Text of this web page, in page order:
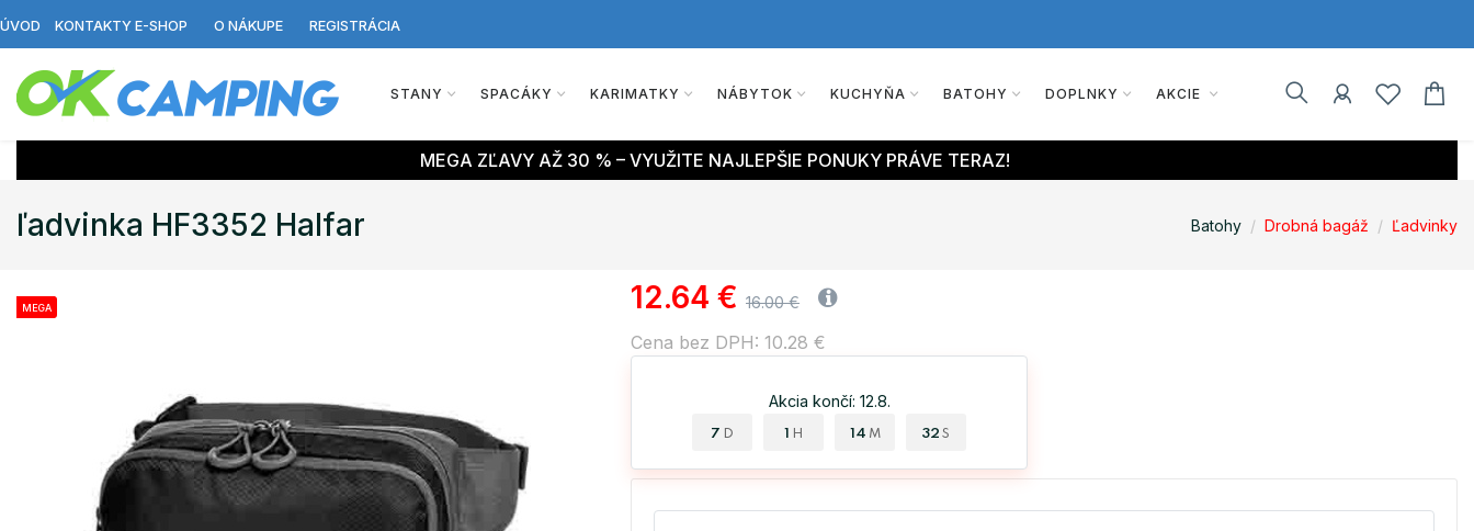
ÚVOD KONTAKTY E-SHOP O NÁKUPE REGISTRÁCIA
STANY SPACÁKY KARIMATKY NÁBYTOK KUCHYŇA BATOHY DOPLNKY AKCIE
MEGA ZĽAVY AŽ 30 % – VYUŽITE NAJLEPŠIE PONUKY PRÁVE TERAZ!
ľadvinka HF3352 Halfar Batohy Drobná bagáž Ľadvinky
MEGA 12.64 € 16.00 €
Cena bez DPH: 10.28 €
Akcia končí: 12.8.
7 D 1 H 14 M 31 S